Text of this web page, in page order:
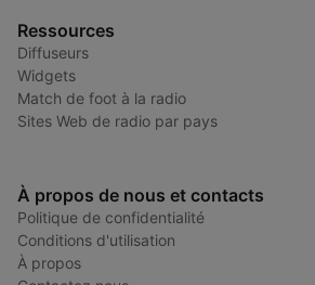
Ressources
Diffuseurs
Widgets
Match de foot à la radio
Sites Web de radio par pays
À propos de nous et contacts
Politique de confidentialité
Conditions d'utilisation
À propos